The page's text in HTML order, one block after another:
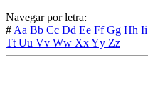
Navegar por letra:
# Aa Bb Cc Dd Ee FfGg Hh Ii
Tt Uu Vv Ww XxYy Zz